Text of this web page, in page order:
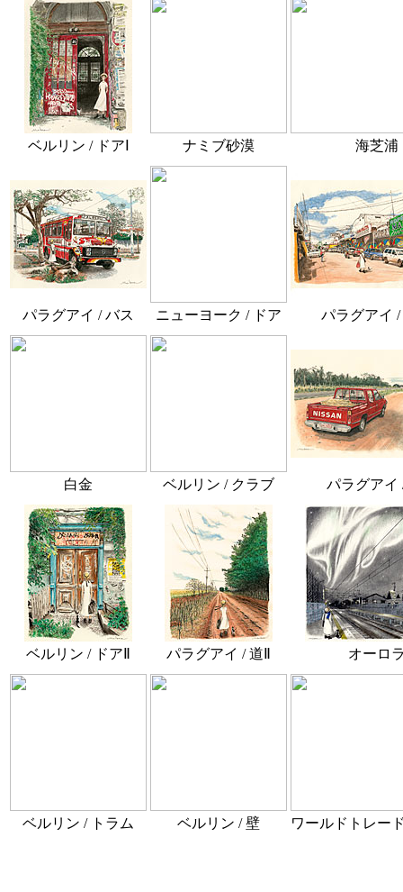
ベルリン / ドアⅠ ナミブ砂漠 海芝浦
パラグアイ / バス ニューヨーク / ドア パラグアイ
白金 ベルリン / クラブ パラグアイ
ベルリン / ドアⅡ パラグアイ / 道Ⅱ オーロ
ベルリン / トラム ベルリン / 壁 ワールドトレー